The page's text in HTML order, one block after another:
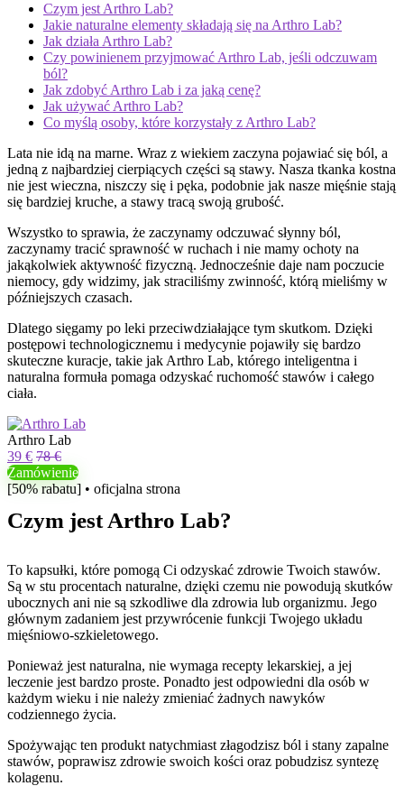
Czym jest Arthro Lab?
Jakie naturalne elementy składają się na Arthro Lab?
Jak działa Arthro Lab?
Czy powinienem przyjmować Arthro Lab, jeśli odczuwam
ból?
Jak zdobyć Arthro Lab i za jaką cenę?
Jak używać Arthro Lab?
Co myślą osoby, które korzystały z Arthro Lab?
Lata nie idą na marne. Wraz z wiekiem zaczyna pojawiać się ból, a
jedną z najbardziej cierpiących części są stawy. Nasza tkanka kostna
nie jest wieczna, niszczy się i pęka, podobnie jak nasze mięśnie stają
się bardziej kruche, a stawy tracą swoją grubość.
Wszystko to sprawia, że ​​zaczynamy odczuwać słynny ból,
zaczynamy tracić sprawność w ruchach i nie mamy ochoty na
jakąkolwiek aktywność fizyczną. Jednocześnie daje nam poczucie
niemocy, gdy widzimy, jak straciliśmy zwinność, którą mieliśmy w
późniejszych czasach.
Dlatego sięgamy po leki przeciwdziałające tym skutkom. Dzięki
postępowi technologicznemu i medycynie pojawiły się bardzo
skuteczne kuracje, takie jak Arthro Lab, którego inteligentna i
naturalna formuła pomaga odzyskać ruchomość stawów i całego
ciała.
Arthro Lab
39 € 78 €
Zamówienie
[50% rabatu] • oficjalna strona
Czym jest Arthro Lab?
To kapsułki, które pomogą Ci odzyskać zdrowie Twoich stawów.
Są w stu procentach naturalne, dzięki czemu nie powodują skutków
ubocznych ani nie są szkodliwe dla zdrowia lub organizmu. Jego
głównym zadaniem jest przywrócenie funkcji Twojego układu
mięśniowo-szkieletowego.
Ponieważ jest naturalna, nie wymaga recepty lekarskiej, a jej
leczenie jest bardzo proste. Ponadto jest odpowiedni dla osób w
każdym wieku i nie należy zmieniać żadnych nawyków
codziennego życia.
Spożywając ten produkt natychmiast złagodzisz ból i stany zapalne
stawów, poprawisz zdrowie swoich kości oraz pobudzisz syntezę
kolagenu.